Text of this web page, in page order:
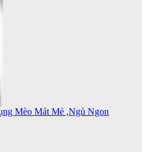
Mèo Mát Mẻ ,Ngủ Ngon